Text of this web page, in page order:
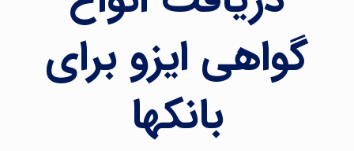
گواهی ایزو برای
بانکها